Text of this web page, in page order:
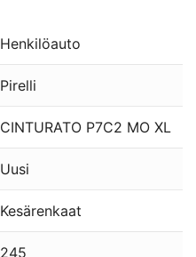
Henkilöauto
Pirelli
CINTURATO P7C2 MO XL
Uusi
Kesärenkaat
245